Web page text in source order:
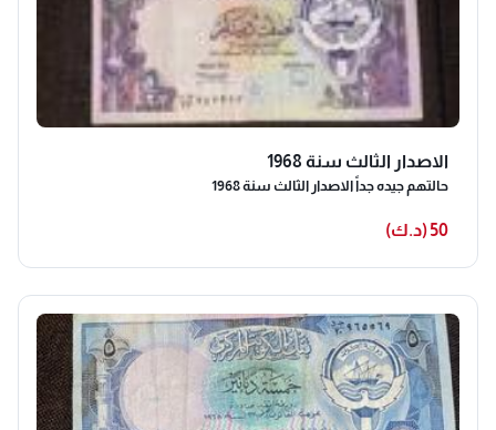
الاصدار الثالث سنة 1968
حالتهم جيده جداً الاصدار الثالث سنة 1968
50 (د.ك)